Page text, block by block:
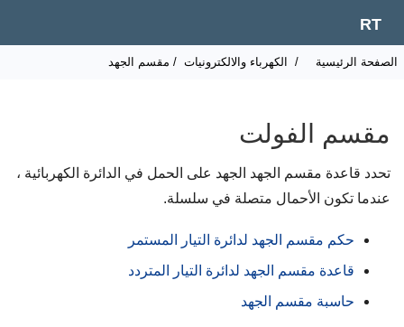
RT
الرئيسية الكهرباء والالكترونيات / مقسم الجهد
مقسم الفولت
تحدد قاعدة مقسم الجهد الجهد على الحمل في الدائرة الكهربائية ،
عندما تكون الأحمال متصلة في سلسلة.
حكم مقسم الجهد لدائرة التيار المستمر
قاعدة مقسم الجهد لدائرة التيار المتردد
حاسبة مقسم الجهد